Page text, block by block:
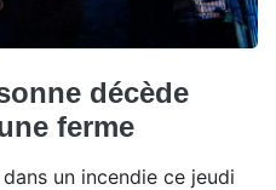
décède
ferme
un incendie ce jeudi